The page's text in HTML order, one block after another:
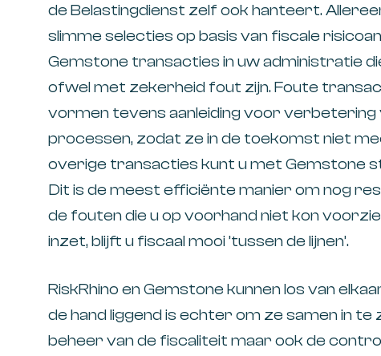
de Belastingdienst zelf ook hanteert.
slimme selecties op basis van fiscale
Gemstone transacties in uw administratie
ofwel met zekerheid fout zijn. Foute
vormen tevens aanleiding voor verbetering
processen, zodat ze in de toekomst niet
overige transacties kunt u met Gemstone
Dit is de meest efficiënte manier om nog
de fouten die u op voorhand niet kon
inzet, blijft u fiscaal mooi ’tussen de lijnen’.
RiskRhino en Gemstone kunnen los van
de hand liggend is echter om ze samen in
beheer van de fiscaliteit maar ook de